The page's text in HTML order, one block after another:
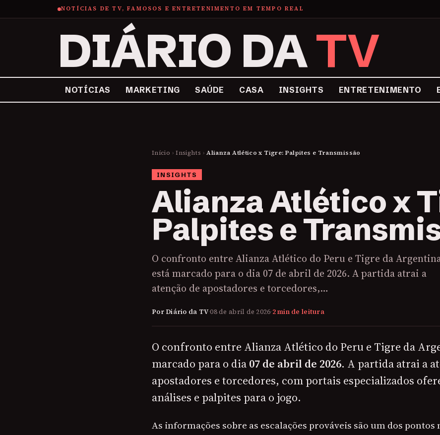
NOTÍCIAS DE TV, FAMOSOS E ENTRETENIMENTO EM TEMPO REAL
DIÁRIO DATV
NOTÍCIAS MARKETING SAÚDE CASA INSIGHTS ENTRETENIMENTO
Início › Insights › Alianza Atlético x Tigre: Palpites e Transmissão
INSIGHTS
Alianza Atlético x
Palpites e
O confronto entre Alianza Atlético do Peru e Tigre da
está marcado para o dia 07 de abril de 2026. A partida atrai a
atenção de apostadores e torcedores,…
Por Diário da TV·08 de abril de 2026·2 min de leitura
O confronto entre Alianza Atlético do Peru e Tigre da
marcado para o dia 07 de abril de 2026. A partida atrai a
apostadores e torcedores, com portais especializados
análises e palpites para o jogo.
As informações sobre as escalações prováveis são um dos pontos